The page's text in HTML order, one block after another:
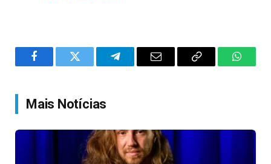
FacebookTwitter TelegramEmail
Copy
Mais Notícias